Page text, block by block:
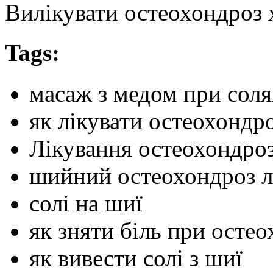
Вилікувати остеохондроз
Tags:
масаж з медом при
як лікувати
Лікування
шийний остеохондроз
солі на шиї
як зняти біль при
як вивести солі з шиї